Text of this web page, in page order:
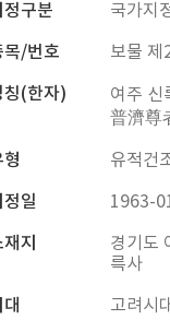
정구분 국가지
목/번호 보물 제
칭(한자)
여주 신
普濟尊
형 유적건
정일 1963-
재지
경기도
륵사
고려시대